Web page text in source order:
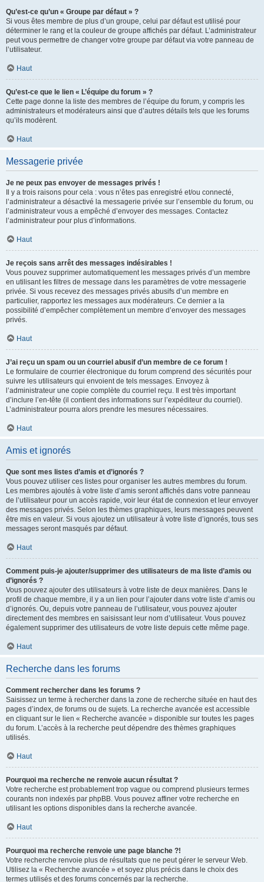
Qu’est-ce qu’un « Groupe par défaut » ?
Si vous êtes membre de plus d’un groupe, celui par défaut est utilisé pour
déterminer le rang et la couleur de groupe affichés par défaut. L’administrateur
peut vous permettre de changer votre groupe par défaut via votre panneau de
l’utilisateur.
Haut
Qu’est-ce que le lien « L’équipe du forum » ?
Cette page donne la liste des membres de l’équipe du forum, y compris les
administrateurs et modérateurs ainsi que d’autres détails tels que les forums
qu’ils modèrent.
Haut
Messagerie privée
Je ne peux pas envoyer de messages privés !
Il y a trois raisons pour cela : vous n’êtes pas enregistré et/ou connecté,
l’administrateur a désactivé la messagerie privée sur l’ensemble du forum, ou
l’administrateur vous a empêché d’envoyer des messages. Contactez
l’administrateur pour plus d’informations.
Haut
Je reçois sans arrêt des messages indésirables !
Vous pouvez supprimer automatiquement les messages privés d’un membre
en utilisant les filtres de message dans les paramètres de votre messagerie
privée. Si vous recevez des messages privés abusifs d’un membre en
particulier, rapportez les messages aux modérateurs. Ce dernier a la
possibilité d’empêcher complètement un membre d’envoyer des messages
privés.
Haut
J’ai reçu un spam ou un courriel abusif d’un membre de ce forum !
Le formulaire de courrier électronique du forum comprend des sécurités pour
suivre les utilisateurs qui envoient de tels messages. Envoyez à
l’administrateur une copie complète du courriel reçu. Il est très important
d’inclure l’en-tête (il contient des informations sur l’expéditeur du courriel).
L’administrateur pourra alors prendre les mesures nécessaires.
Haut
Amis et ignorés
Que sont mes listes d’amis et d’ignorés ?
Vous pouvez utiliser ces listes pour organiser les autres membres du forum.
Les membres ajoutés à votre liste d’amis seront affichés dans votre panneau
de l’utilisateur pour un accès rapide, voir leur état de connexion et leur envoyer
des messages privés. Selon les thèmes graphiques, leurs messages peuvent
être mis en valeur. Si vous ajoutez un utilisateur à votre liste d’ignorés, tous ses
messages seront masqués par défaut.
Haut
Comment puis-je ajouter/supprimer des utilisateurs de ma liste d’amis ou
d’ignorés ?
Vous pouvez ajouter des utilisateurs à votre liste de deux manières. Dans le
profil de chaque membre, il y a un lien pour l’ajouter dans votre liste d’amis ou
d’ignorés. Ou, depuis votre panneau de l’utilisateur, vous pouvez ajouter
directement des membres en saisissant leur nom d’utilisateur. Vous pouvez
également supprimer des utilisateurs de votre liste depuis cette même page.
Haut
Recherche dans les forums
Comment rechercher dans les forums ?
Saisissez un terme à rechercher dans la zone de recherche située en haut des
pages d’index, de forums ou de sujets. La recherche avancée est accessible
en cliquant sur le lien « Recherche avancée » disponible sur toutes les pages
du forum. L’accès à la recherche peut dépendre des thèmes graphiques
utilisés.
Haut
Pourquoi ma recherche ne renvoie aucun résultat ?
Votre recherche est probablement trop vague ou comprend plusieurs termes
courants non indexés par phpBB. Vous pouvez affiner votre recherche en
utilisant les options disponibles dans la recherche avancée.
Haut
Pourquoi ma recherche renvoie une page blanche ?!
Votre recherche renvoie plus de résultats que ne peut gérer le serveur Web.
Utilisez la « Recherche avancée » et soyez plus précis dans le choix des
termes utilisés et des forums concernés par la recherche.